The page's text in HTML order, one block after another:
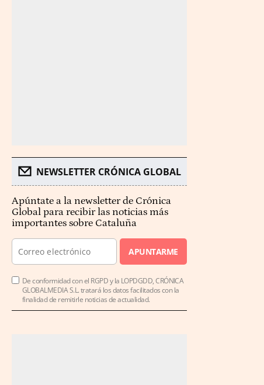
NEWSLETTER CRÓNICA GLOBAL
Apúntate a la newsletter de Crónica
Global para recibir las noticias más
importantes sobre Cataluña
APUNTARME
De conformidad con el RGPD y la LOPDGDD, CRÓNICA
GLOBALMEDIA S.L. tratará los datos facilitados con la
finalidad de remitirle noticias de actualidad.